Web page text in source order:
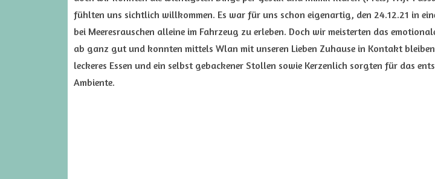
fühlten uns sichtlich willkommen. Es war für uns schon eigenartig, den 24.12.21 in
bei Meeresrauschen alleine im Fahrzeug zu erleben. Doch wir meisterten das
ab ganz gut und konnten mittels Wlan mit unseren Lieben Zuhause in Kontakt
leckeres Essen und ein selbst gebackener Stollen sowie Kerzenlich sorgten für das
Ambiente.